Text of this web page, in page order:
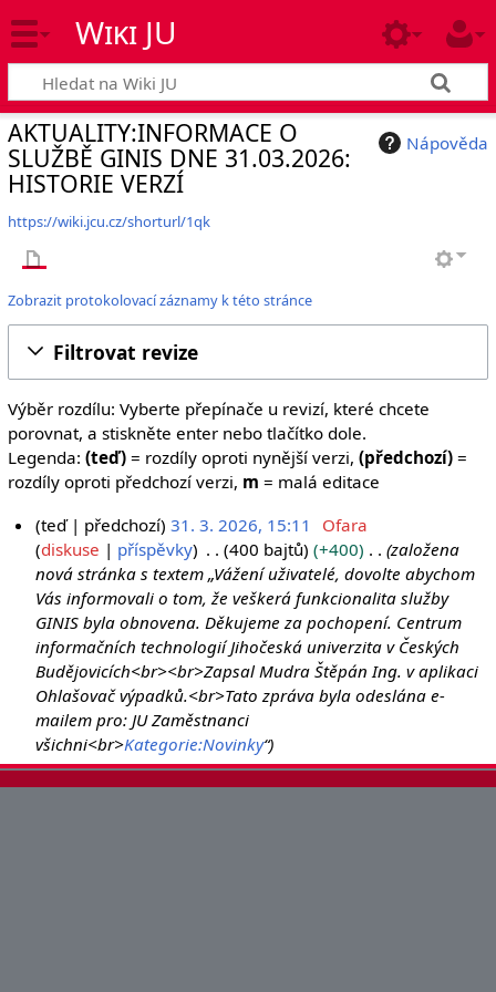
Wiki JU
Nápověda
AKTUALITY:INFORMACE O
SLUŽBĚ GINIS DNE 31.03.2026:
HISTORIE VERZÍ
https://wiki.jcu.cz/shorturl/1qk
Zobrazit protokolovací záznamy k této stránce
Filtrovat revize
Výběr rozdílu: Vyberte přepínače u revizí, které chcete
porovnat, a stiskněte enter nebo tlačítko dole.
Legenda: (teď)= rozdíly oproti nynější verzi, (předchozí)=
rozdíly oproti předchozí verzi, m = malá editace
6
teď předchozí 31. 3. 2026, 15:11
Ofara
diskuse
příspěvky 400 bajtů +400
založena
nová stránka s textem „Vážení uživatelé, dovolte abychom
Vás informovali o tom, že veškerá funkcionalita služby
GINIS byla obnovena. Děkujeme za pochopení. Centrum
informačních technologií Jihočeská univerzita v Českých
Budějovicích<br><br>Zapsal Mudra Štěpán Ing. v aplikaci
Ohlašovač výpadků.<br>Tato zpráva byla odeslána e-
mailem pro: JU Zaměstnanci
všichni<br>Kategorie:Novinky“